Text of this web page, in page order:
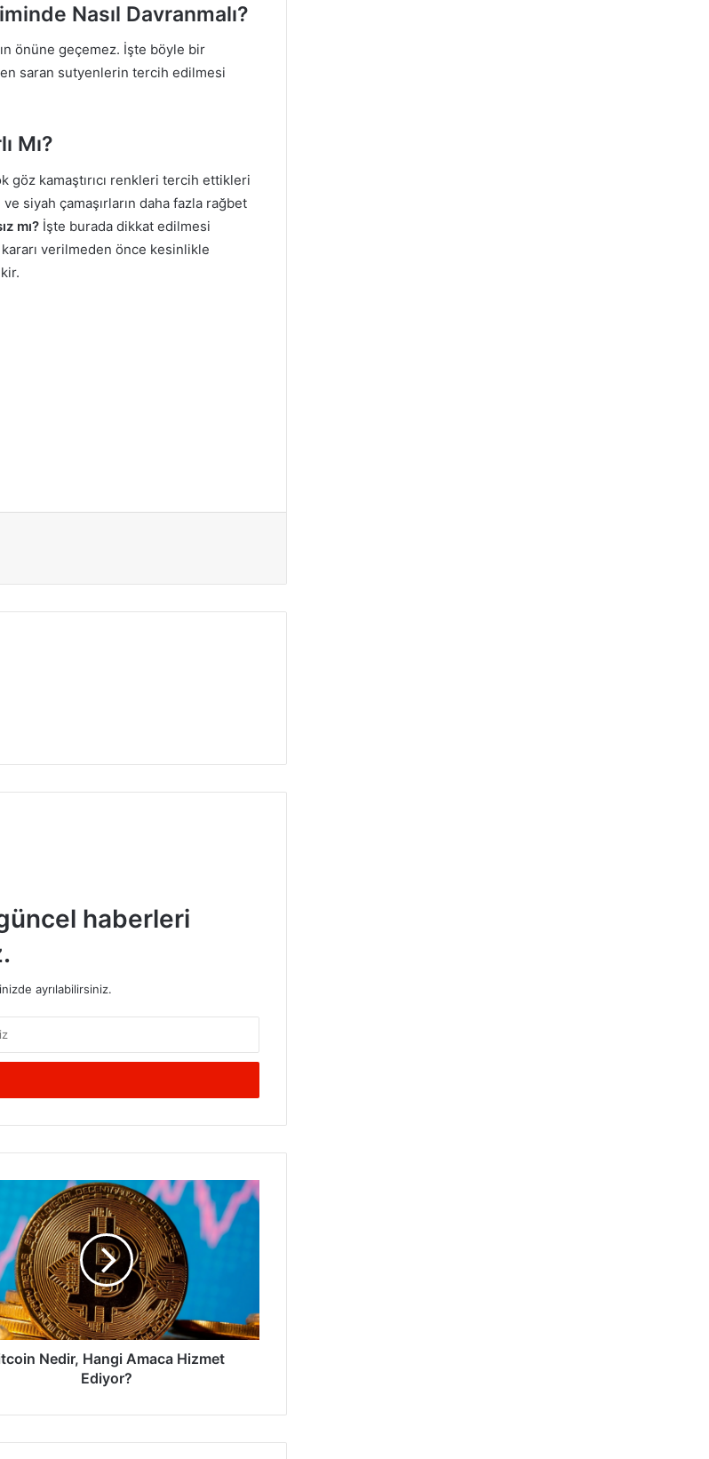
Nasıl Davranmalı?
önüne geçemez. İşte böyle bir
saran sutyenlerin tercih edilmesi
Mı?
göz kamaştırıcı renkleri tercih ettikleri
siyah çamaşırların daha fazla rağbet
mı? İşte burada dikkat edilmesi
kararı verilmeden önce kesinlikle
haberleri
ayrılabilirsiniz.
Nedir, Hangi Amaca Hizmet
Ediyor?